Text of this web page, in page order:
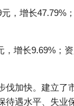
，增长47.79%
增长9.69%；
伐加快。建立了
遇水平、失业